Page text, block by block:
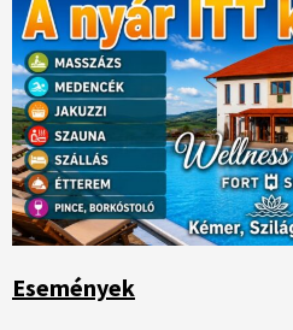
Események